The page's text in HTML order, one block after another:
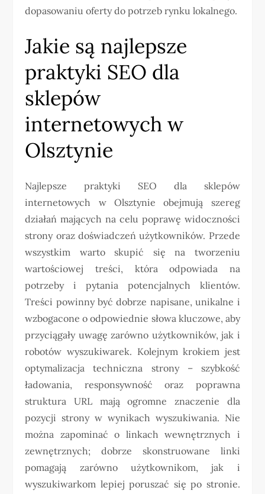
dopasowaniu oferty do potrzeb rynku lokalnego.
Jakie są najlepsze
praktyki SEO dla
sklepów
internetowych w
Olsztynie
Najlepsze praktyki SEO dla sklepów
internetowych w Olsztynie obejmują szereg
działań mających na celu poprawę widoczności
strony oraz doświadczeń użytkowników. Przede
wszystkim warto skupić się na tworzeniu
wartościowej treści, która odpowiada na
potrzeby i pytania potencjalnych klientów.
Treści powinny być dobrze napisane, unikalne i
wzbogacone o odpowiednie słowa kluczowe, aby
przyciągały uwagę zarówno użytkowników, jak i
robotów wyszukiwarek. Kolejnym krokiem jest
optymalizacja techniczna strony – szybkość
ładowania, responsywność oraz poprawna
struktura URL mają ogromne znaczenie dla
pozycji strony w wynikach wyszukiwania. Nie
można zapominać o linkach wewnętrznych i
zewnętrznych; dobrze skonstruowane linki
pomagają zarówno użytkownikom, jak i
wyszukiwarkom lepiej poruszać się po stronie.